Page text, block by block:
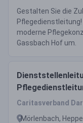
Gestalten Sie die
moderne
Gassbach Hof um.
Caritasverband
Mörlenbach,